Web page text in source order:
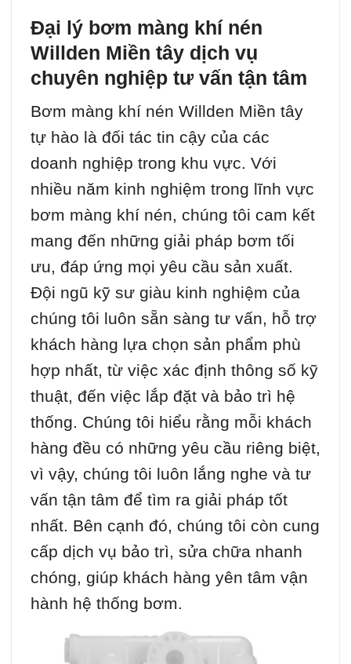
Đại lý bơm màng khí nén
Willden Miền tây dịch vụ
chuyên nghiệp tư vấn tận tâm
Bơm màng khí nén Willden Miền tây
tự hào là đối tác tin cậy của các
doanh nghiệp trong khu vực. Với
nhiều năm kinh nghiệm trong lĩnh vực
bơm màng khí nén, chúng tôi cam kết
mang đến những giải pháp bơm tối
ưu, đáp ứng mọi yêu cầu sản xuất.
Đội ngũ kỹ sư giàu kinh nghiệm của
chúng tôi luôn sẵn sàng tư vấn, hỗ trợ
khách hàng lựa chọn sản phẩm phù
hợp nhất, từ việc xác định thông số kỹ
thuật, đến việc lắp đặt và bảo trì hệ
thống. Chúng tôi hiểu rằng mỗi khách
hàng đều có những yêu cầu riêng biệt,
vì vậy, chúng tôi luôn lắng nghe và tư
vấn tận tâm để tìm ra giải pháp tốt
nhất. Bên cạnh đó, chúng tôi còn cung
cấp dịch vụ bảo trì, sửa chữa nhanh
chóng, giúp khách hàng yên tâm vận
hành hệ thống bơm.